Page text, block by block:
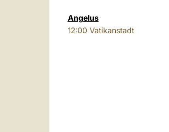
Angelus
12:00 Vatikanstadt